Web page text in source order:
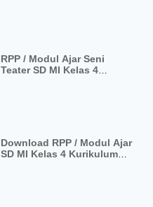
RPP / Modul Ajar Seni
Teater SD MI Kelas 4
Download RPP / Modul Ajar
SD MI Kelas 4 Kurikulum